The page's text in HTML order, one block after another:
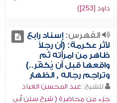
داود [253])
الفهرس:إسناد رابع
لأثر عكرمة: (أن رجلاً
ظاهر من امرأته ثم
واقعها قبل أن يُكفّر..)
وتراجم رجاله , الظهار
للشيخ: عبد المحسن العباد
جزء من محاضرة ( شرح سنن أبي